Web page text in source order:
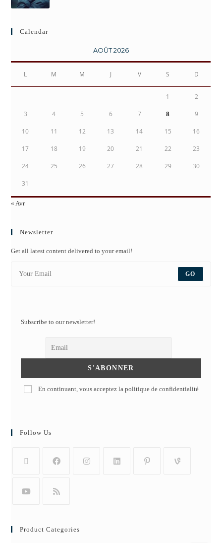
Calendar
AOÛT 2026
L M M J V S D
1 2
3 4 5 6 7 8 9
10 11 12 13 14 15 16
17 18 19 20 21 22 23
24 25 26 27 28 29 30
31
« Avr
Newsletter
Get all latest content delivered to your email!
GO
Subscribe to our newsletter!
En continuant, vous acceptez la politique de confidentialité
Follow Us
Product Categories